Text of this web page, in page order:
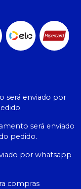
será enviado por
será enviado
pedido.
por whatsapp
compras